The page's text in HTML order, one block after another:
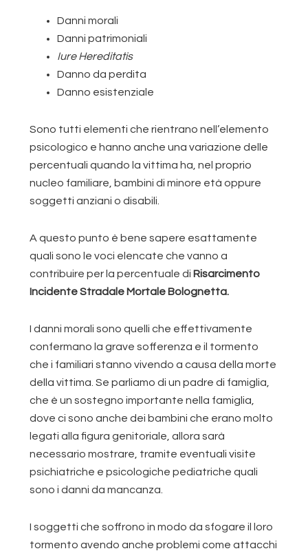
Danni morali
Danni patrimoniali
Iure Hereditatis
Danno da perdita
Danno esistenziale
Sono tutti elementi che rientrano nell’elemento
psicologico e hanno anche una variazione delle
percentuali quando la vittima ha, nel proprio
nucleo familiare, bambini di minore età oppure
soggetti anziani o disabili.
A questo punto è bene sapere esattamente
quali sono le voci elencate che vanno a
contribuire per la percentuale di Risarcimento
Incidente Stradale Mortale Bolognetta.
I danni morali sono quelli che effettivamente
confermano la grave sofferenza e il tormento
che i familiari stanno vivendo a causa della morte
della vittima. Se parliamo di un padre di famiglia,
che è un sostegno importante nella famiglia,
dove ci sono anche dei bambini che erano molto
legati alla figura genitoriale, allora sarà
necessario mostrare, tramite eventuali visite
psichiatriche e psicologiche pediatriche quali
sono i danni da mancanza.
I soggetti che soffrono in modo da sfogare il loro
tormento avendo anche problemi come attacchi